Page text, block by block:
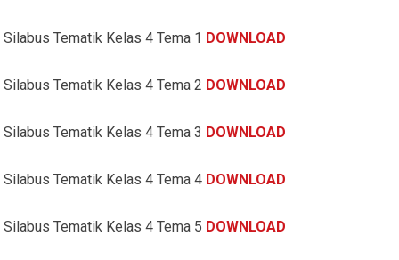
Silabus Tematik Kelas 4 Tema 1 DOWNLOAD
Silabus Tematik Kelas 4 Tema 2 DOWNLOAD
Silabus Tematik Kelas 4 Tema 3 DOWNLOAD
Silabus Tematik Kelas 4 Tema 4 DOWNLOAD
Silabus Tematik Kelas 4 Tema 5 DOWNLOAD